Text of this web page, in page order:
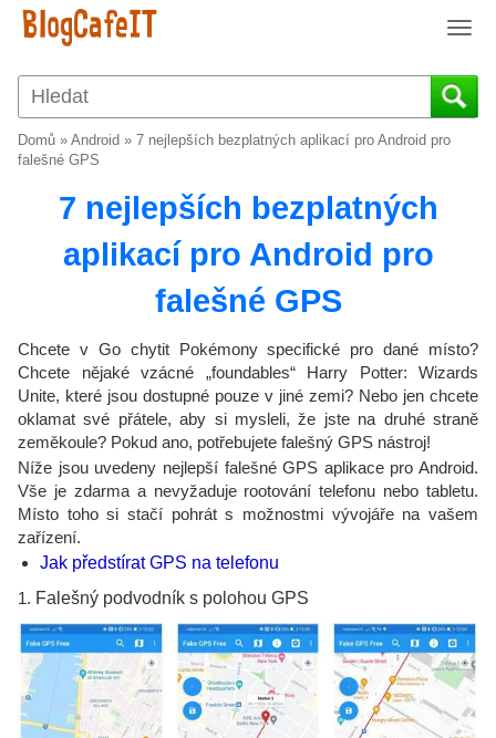
T
g
g
i
o
n
Domů » Android » 7 nejlepších bezplatných aplikací pro Android pro
falešné GPS
7 nejlepších bezplatných
aplikací pro Android pro
falešné GPS
Chcete v Go chytit Pokémony specifické pro dané místo?
Chcete nějaké vzácné „foundables“ Harry Potter: Wizards
Unite, které jsou dostupné pouze v jiné zemi? Nebo jen chcete
oklamat své přátele, aby si mysleli, že jste na druhé straně
zeměkoule? Pokud ano, potřebujete falešný GPS nástroj!
Níže jsou uvedeny nejlepší falešné GPS aplikace pro Android.
Vše je zdarma a nevyžaduje rootování telefonu nebo tabletu.
Místo toho si stačí pohrát s možnostmi vývojáře na vašem
zařízení.
Jak předstírat GPS na telefonu
1. Falešný podvodník s polohou GPS